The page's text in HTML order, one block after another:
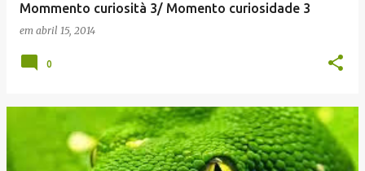
Mommento curiosità 3/ Momento curiosidade 3
em abril 15, 2014
0